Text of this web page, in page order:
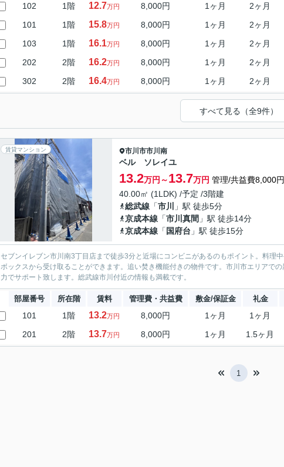
102 1階 12.7万円 8,000円 1ヶ月 2ヶ月
101 1階 15.8万円 8,000円 1ヶ月 2ヶ月
103 1階 16.1万円 8,000円 1ヶ月 2ヶ月
202 2階 16.2万円 8,000円 1ヶ月 2ヶ月
302 2階 16.4万円 8,000円 1ヶ月 2ヶ月
すべて見る（全9件）
賃貸マンション 市川市市川南
ベル ソレイユ
13.2万円～13.7万円 管理/共益費8,000円
40.00㎡ (1LDK) /予定 /3階建
総武線 「市川
」駅 徒歩5分
京成本線 「市川真間 」駅 徒歩14分
京成本線 「 国府台 」駅 徒歩15分
セブンイレブン市川南3丁目店まで徒歩3分と近場にコンビニがあるのもポイント。料理
ボックスから受け取ることができます。追い焚き機能付きの物件です。市川市エリアで
力でサポート致します。総武線市川付近の情報も満載です。
部屋番号 所在階 賃料 管理費・共益費 敷金/保証金 礼金
101 1階 13.2万円 8,000円 1ヶ月 1ヶ月
201 2階 13.7万円 8,000円 1ヶ月 1.5ヶ月
1